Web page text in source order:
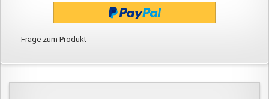
Frage zum Produkt